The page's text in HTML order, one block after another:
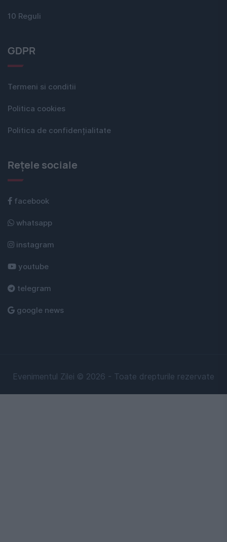
10 Reguli
GDPR
Termeni si conditii
Politica cookies
Politica de confidențialitate
Rețele sociale
facebook
whatsapp
instagram
youtube
telegram
google news
Evenimentul Zilei © 2026 - Toate drepturile rezervate